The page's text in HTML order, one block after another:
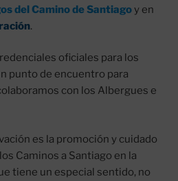
del Camino de Santiagoy en
.
oficiales para los
punto de encuentro para
con los Albergues e
es la promoción y cuidado
Caminos a Santiago en la
tiene un especial sentido, no